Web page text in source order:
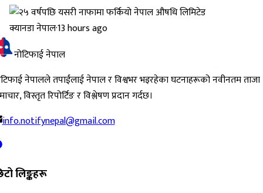
क्यानडा नेपाल·13 hours ago
नोटिफाई नेपाल
नेपालले तपाईंलाई नेपाल र विश्वभर भइरहेका घटनाहरूको नवीनतम ताजा
विस्तृत रिपोर्टिङ र विश्लेषण प्रदान गर्दछ।
info.notifynepal@gmail.com
लिङ्कहरू